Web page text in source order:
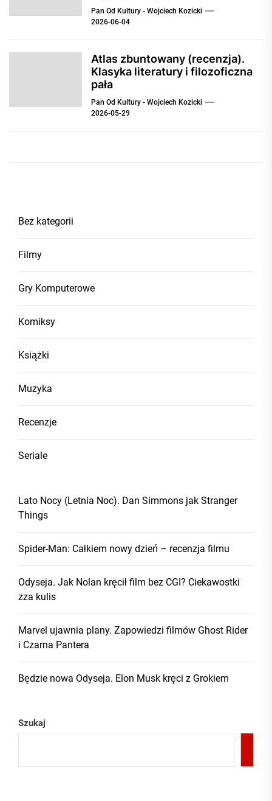
Pan Od Kultury - Wojciech Kozicki
2026-06-04
Atlas zbuntowany (recenzja).
Klasyka literatury i filozoficzna
pała
Pan Od Kultury - Wojciech Kozicki
2026-05-29
Bez kategorii
Filmy
Gry Komputerowe
Komiksy
Książki
Muzyka
Recenzje
Seriale
Lato Nocy (Letnia Noc). Dan Simmons jak Stranger
Things
Spider-Man: Całkiem nowy dzień – recenzja filmu
Odyseja. Jak Nolan kręcił film bez CGI? Ciekawostki
zza kulis
Marvel ujawnia plany. Zapowiedzi filmów Ghost Rider
i Czarna Pantera
Będzie nowa Odyseja. Elon Musk kręci z Grokiem
Szukaj